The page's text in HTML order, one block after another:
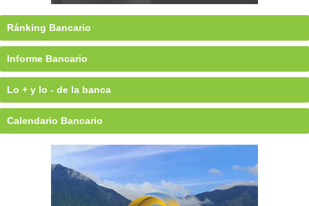
Ránking Bancario
Informe Bancario
Lo + y lo - de la banca
Calendario Bancario